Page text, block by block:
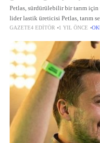
Petlas, sürdürülebilir bir tarım
lider lastik üreticisi Petlas, tarım
bulundurarak çevre dostu ürün
GAZETE4 EDITÖR 1 YIL ÖNCE